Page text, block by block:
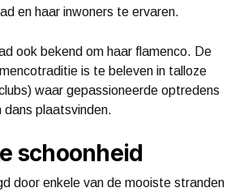
en haar inwoners te ervaren.
ook bekend om haar flamenco. De
is te beleven in talloze
waar gepassioneerde optredens
dans plaatsvinden.
schoonheid
door enkele van de mooiste stranden